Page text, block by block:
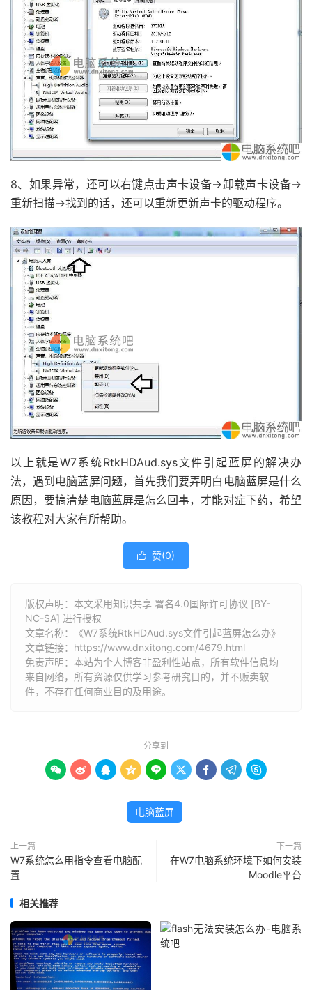
8、如果异常，还可以右键点击声卡设备→卸载声卡设备→
重新扫描→找到的话，还可以重新更新声卡的驱动程序。
以上就是W7系统RtkHDAud.sys文件引起蓝屏的解决办
法，遇到电脑蓝屏问题，首先我们要弄明白电脑蓝屏是什么
原因，要搞清楚电脑蓝屏是怎么回事，才能对症下药，希望
该教程对大家有所帮助。
 赞(0)
版权声明：本文采用知识共享 署名4.0国际许可协议 [BY-
NC-SA] 进行授权
文章名称：《W7系统RtkHDAud.sys文件引起蓝屏怎么办》
文章链接： https://www.dnxitong.com/4679.html
免责声明：本站为个人博客非盈利性站点，所有软件信息均
来自网络，所有资源仅供学习参考研究目的，并不贩卖软
件，不存在任何商业目的及用途。
分享到
        
电脑蓝屏
上一篇
W7系统怎么用指令查看电脑配
置
下一篇
在W7电脑系统环境下如何安装
Moodle平台
相关推荐